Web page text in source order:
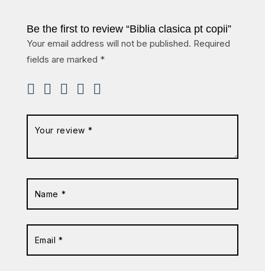
Be the first to review “Biblia clasica pt copii”
Your email address will not be published. Required
fields are marked *